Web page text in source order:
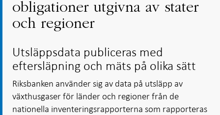
obligationer utgivna av stater
och regioner
Utsläppsdata publiceras med
eftersläpning och mäts på olika sätt
Riksbanken använder sig av data på utsläpp av
växthusgaser för länder och regioner från de
nationella inventeringsrapporterna som rapporteras